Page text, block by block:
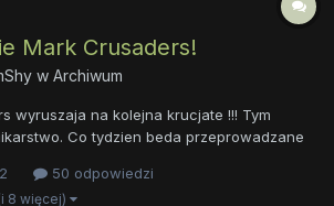
Mark Crusaders!
w Archiwum
wyruszaja na kolejna krucjate !!! Tym
Co tydzien beda przeprowadzane
Lemuur ! Zapraszamy do czytania: Witaj !
50 odpowiedzi
8 więcej)